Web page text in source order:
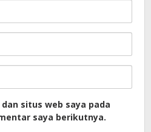
situs web saya pada
saya berikutnya.